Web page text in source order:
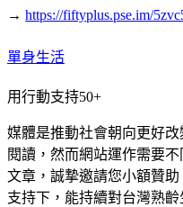
→ https://fiftyplus.pse.im/
單身生活
用行動支持50+
媒體是推動社會朝向更好
閱讀，然而網站運作需要
文章，誠摯邀請您小額贊
支持下，能持續對台灣熟